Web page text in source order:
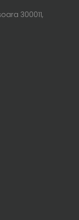
300011,